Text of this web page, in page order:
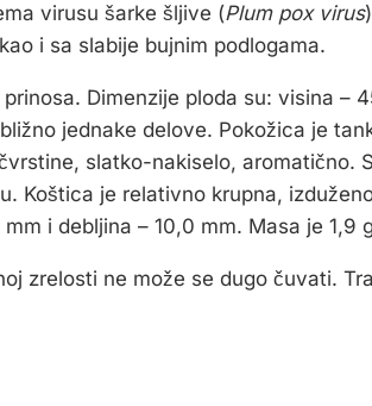
virusu šarke šljive (Plum pox virus
i sa slabije bujnim podlogama.
Dimenzije ploda su: visina –
jednake delove. Pokožica je
slatko-nakiselo, aromatično.
Koštica je relativno krupna,
i debljina – 10,0 mm. Masa je 1,9
zrelosti ne može se dugo čuvati.